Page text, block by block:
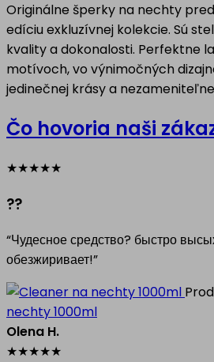
Originálne šperky na nechty
edíciu exkluzívnej kolekcie. Sú
kvality a dokonalosti. Perfektne
motívoch, vo výnimočných
jedinečnej krásy a
Čo hovoria naši
★★★★★
??
“Чудесное средство? быстро
обезжиривает!”
nechty 1000ml
Olena H.
★★★★★